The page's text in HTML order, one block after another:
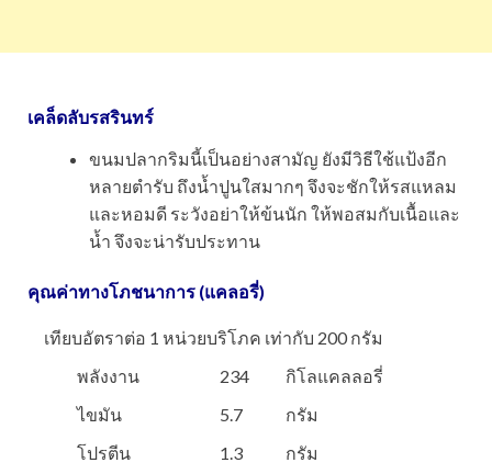
เคล็ดลับรสรินทร์
ขนมปลากริมนี้เป็นอย่างสามัญ ยังมีวิธีใช้แป้งอีก
หลายตำรับ ถึงน้ำปูนใสมากๆ จึงจะชักให้รสแหลม
และหอมดี ระวังอย่าให้ข้นนัก ให้พอสมกับเนื้อและ
น้ำ จึงจะน่ารับประทาน
คุณค่าทางโภชนาการ (แคลอรี่)
เทียบอัตราต่อ 1 หน่วยบริโภค เท่ากับ 200 กรัม
พลังงาน
234
กิโลแคลลอรี่
ไขมัน
5.7
กรัม
โปรตีน
1.3
กรัม